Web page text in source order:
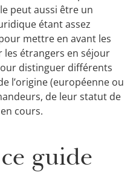
peut aussi être un
étant assez
mettre en avant les
étrangers en séjour
distinguer différents
l’origine (européenne ou
de leur statut de
cours.
guide